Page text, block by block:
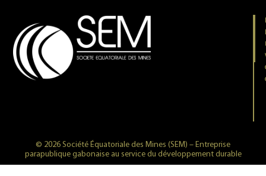
© 2026 Société Équatoriale des Mines (SEM) – Entreprise
parapublique gabonaise au service du développement durable